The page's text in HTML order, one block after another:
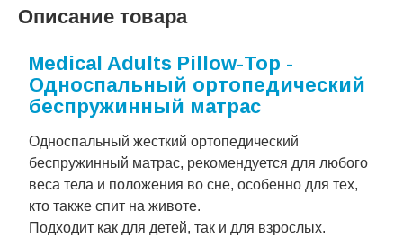
Описание товара
Medical Adults Pillow-Top -
Односпальный ортопедический
беспружинный матрас
Односпальный жесткий ортопедический
беспружинный матрас, рекомендуется для любого
веса тела и положения во сне, особенно для тех,
кто также спит на животе.
Подходит как для детей, так и для взрослых.